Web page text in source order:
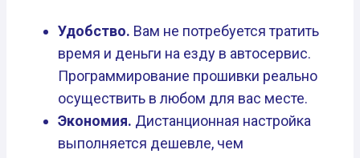
Удобство. Вам не потребуется тратить
время и деньги на езду в автосервис.
Программирование прошивки реально
осуществить в любом для вас месте.
Экономия. Дистанционная настройка
выполняется дешевле, чем